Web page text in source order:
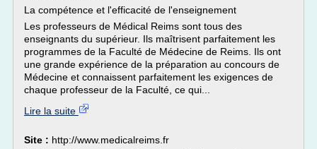
La compétence et l'efficacité de l'enseignement
Les professeurs de Médical Reims sont tous des
enseignants du supérieur. Ils maîtrisent parfaitement les
programmes de la Faculté de Médecine de Reims. Ils ont
une grande expérience de la préparation au concours de
Médecine et connaissent parfaitement les exigences de
chaque professeur de la Faculté, ce qui...
Lire la suite
Site : http://www.medicalreims.fr